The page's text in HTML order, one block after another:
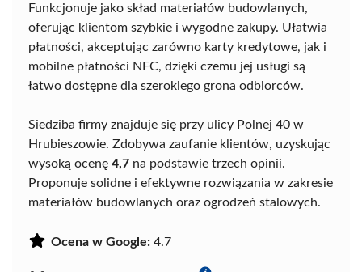
Funkcjonuje jako skład materiałów budowlanych,
oferując klientom szybkie i wygodne zakupy. Ułatwia
płatności, akceptując zarówno karty kredytowe, jak i
mobilne płatności NFC, dzięki czemu jej usługi są
łatwo dostępne dla szerokiego grona odbiorców.
Siedziba firmy znajduje się przy ulicy Polnej 40 w
Hrubieszowie. Zdobywa zaufanie klientów, uzyskując
wysoką ocenę 4,7 na podstawie trzech opinii.
Proponuje solidne i efektywne rozwiązania w zakresie
materiałów budowlanych oraz ogrodzeń stalowych.
Ocena w Google: 4.7